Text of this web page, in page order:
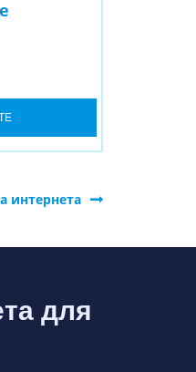
интернета
для